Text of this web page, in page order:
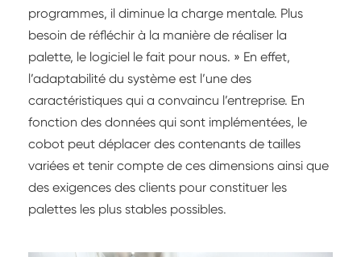
programmes, il diminue la charge mentale. Plus
besoin de réfléchir à la manière de réaliser la
palette, le logiciel le fait pour nous. » En effet,
l’adaptabilité du système est l’une des
caractéristiques qui a convaincu l’entreprise. En
fonction des données qui sont implémentées, le
cobot peut déplacer des contenants de tailles
variées et tenir compte de ces dimensions ainsi que
des exigences des clients pour constituer les
palettes les plus stables possibles.